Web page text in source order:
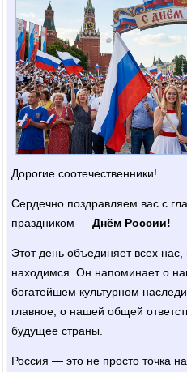
Дорогие соотечественники!
Сердечно поздравляем вас с
праздником —Днём России!
Этот день объединяет всех
находимся. Он напоминает о
богатейшем культурном
главное, о нашей общей
будущее страны.
Россия — это не просто точка